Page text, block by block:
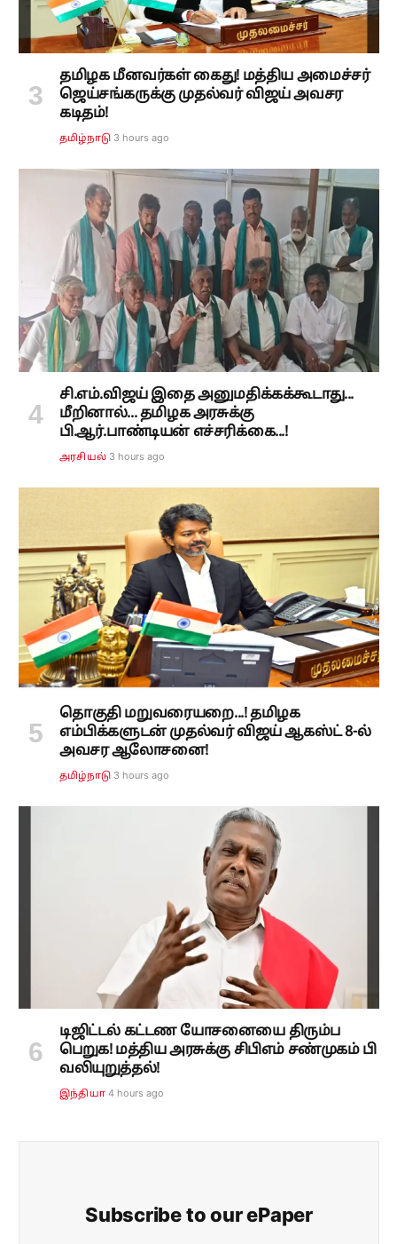
தமிழக மீனவர்கள் கைது! மத்திய அமைச்சர்
ஜெய்சங்கருக்கு முதல்வர் விஜய் அவசர
கடிதம்!
தமிழ்நாடு 3 hours ago
சி.எம்.விஜய் இதை அனுமதிக்கக்கூடாது...
மீறினால்... தமிழக அரசுக்கு
பி.ஆர்.பாண்டியன் எச்சரிக்கை...!
அரசியல் 3 hours ago
தொகுதி மறுவரையறை...! தமிழக
எம்பிக்களுடன் முதல்வர் விஜய் ஆகஸ்ட் 8-ல்
அவசர ஆலோசனை!
தமிழ்நாடு 3 hours ago
டிஜிட்டல் கட்டண யோசனையை திரும்ப
பெறுக! மத்திய அரசுக்கு சிபிஎம் சண்முகம் பி
வலியுறுத்தல்!
இந்தியா 4 hours ago
Subscribe to our ePaper